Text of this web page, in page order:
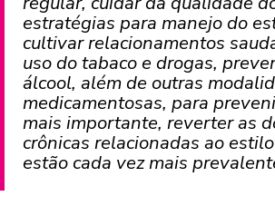
estratégias para manejo do
cultivar relacionamentos
uso do tabaco e drogas,
álcool, além de outras
medicamentosas, para
mais importante, reverter as
crônicas relacionadas ao
estão cada vez mais